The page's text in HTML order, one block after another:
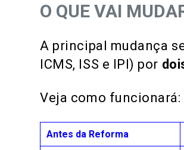
O QUE VAI
A principal mudança
ICMS, ISS e IPI) por
Veja como funcionará:
Antes da Reforma